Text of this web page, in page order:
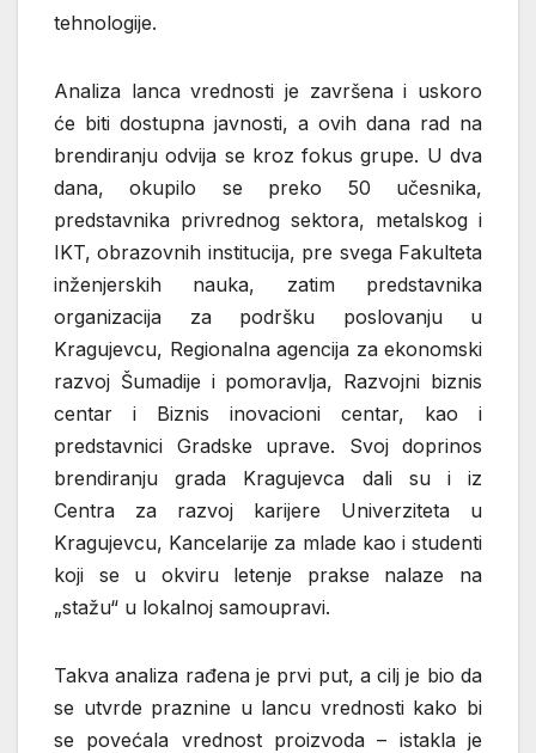
tehnologije.
Analiza lanca vrednosti je završena i uskoro
će biti dostupna javnosti, a ovih dana rad na
brendiranju odvija se kroz fokus grupe. U dva
dana, okupilo se preko 50 učesnika,
predstavnika privrednog sektora, metalskog i
IKT, obrazovnih institucija, pre svega Fakulteta
inženjerskih nauka, zatim predstavnika
organizacija za podršku poslovanju u
Kragujevcu, Regionalna agencija za ekonomski
razvoj Šumadije i pomoravlja, Razvojni biznis
centar i Biznis inovacioni centar, kao i
predstavnici Gradske uprave. Svoj doprinos
brendiranju grada Kragujevca dali su i iz
Centra za razvoj karijere Univerziteta u
Kragujevcu, Kancelarije za mlade kao i studenti
koji se u okviru letenje prakse nalaze na
„stažu“ u lokalnoj samoupravi.
Takva analiza rađena je prvi put, a cilj je bio da
se utvrde praznine u lancu vrednosti kako bi
se povećala vrednost proizvoda – istakla je